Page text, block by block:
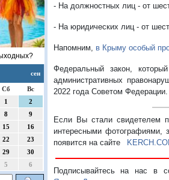
сен
Сб
Вс
1
2
8
9
15
16
22
23
29
30
5 6
- На должностных лиц - от
- На юридических лиц - от
Напомним, в Крыму особый
Федеральный закон,
административных
2022 года Советом Федерации.
Если Вы стали свидетелем
интересными фотографиями,
появится на сайте
Подписывайтесь на нас в